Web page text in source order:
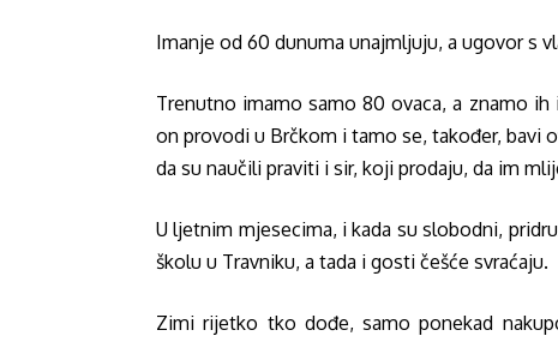
Imanje od 60 dunuma unajmljuju, a ugovor s
Trenutno imamo samo 80 ovaca, a znamo
on provodi u Brčkom i tamo se, također, bavi
da su naučili praviti i sir, koji prodaju, da im
U ljetnim mjesecima, i kada su slobodni,
školu u Travniku, a tada i gosti češće svraćaju.
Zimi rijetko tko dođe, samo ponekad